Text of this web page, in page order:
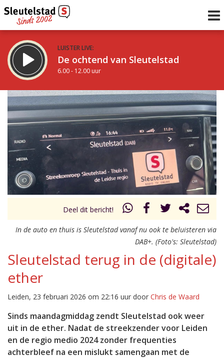
LUISTER LIVE:
De ochtend van Sleutelstad
6.00 - 12.00 uur
STRAKS:
De middag van Sleutelstad
12.00 - 17.00 uur
Vorig uur
uur 1 van 0 Volgend uur
Deel dit bericht!
In de auto en thuis is Sleutelstad vanaf nu ook te beluisteren via
DAB+. (Foto's: Sleutelstad)
Sleutelstad terug in de (digitale)
ether
Leiden, 23 februari 2026 om 22:16 uur door Chris de Waard
Sinds maandagmiddag zendt Sleutelstad ook weer
uit in de ether. Nadat de streekzender voor Leiden
en de regio medio 2024 zonder frequenties
achterbleef na een mislukt samengaan met de